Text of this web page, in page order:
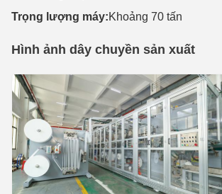
Trọng lượng máy:Khoảng 70 tấn
Hình ảnh dây chuyền sản xuất